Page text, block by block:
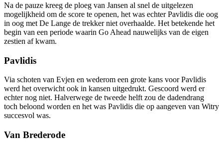
Na de pauze kreeg de ploeg van Jansen al snel de uitgelezen
mogelijkheid om de score te openen, het was echter Pavlidis die oog
in oog met De Lange de trekker niet overhaalde. Het betekende het
begin van een periode waarin Go Ahead nauwelijks van de eigen
zestien af kwam.
Pavlidis
Via schoten van Evjen en wederom een grote kans voor Pavlidis
werd het overwicht ook in kansen uitgedrukt. Gescoord werd er
echter nog niet. Halverwege de tweede helft zou de dadendrang
toch beloond worden en het was Pavlidis die op aangeven van Witry
succesvol was.
Van Brederode